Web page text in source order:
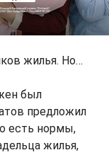
жилья. Но…
был
предложил
есть нормы,
жилья,